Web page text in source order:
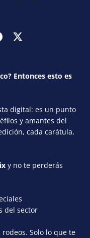
Entonces esto es
digital: es un punto
y amantes del
cada carátula,
y no te perderás
del sector
Solo lo que te